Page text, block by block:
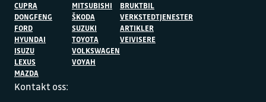
CUPRA
DONGFENG
FORD
HYUNDAI
ISUZU
LEXUS
MAZDA
MITSUBISHI
ŠKODA
SUZUKI
TOYOTA
VOLKSWAGEN
VOYAH
BRUKTBIL
VERKSTEDTJENESTER
ARTIKLER
VEIVISERE
Kontakt oss: